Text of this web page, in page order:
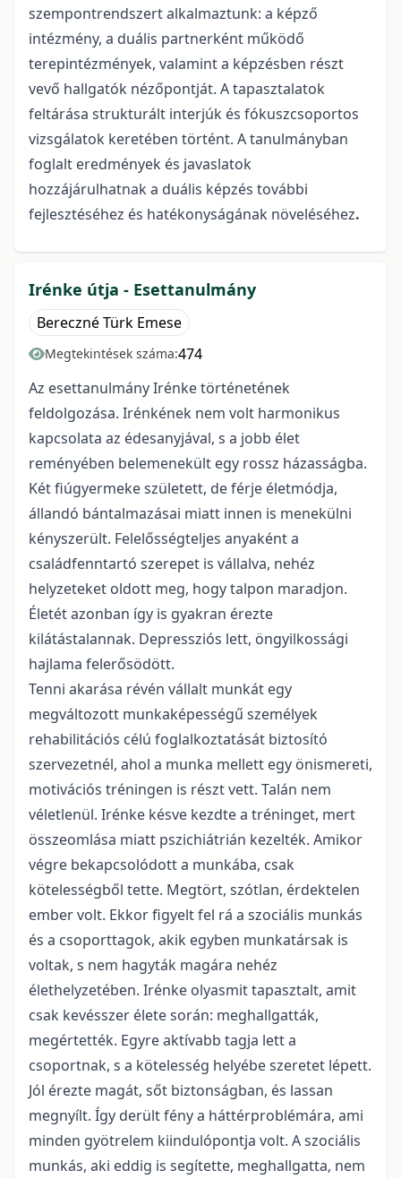
szempontrendszert alkalmaztunk: a képző
intézmény, a duális partnerként működő
terepintézmények, valamint a képzésben részt
vevő hallgatók nézőpontját. A tapasztalatok
feltárása strukturált interjúk és fókuszcsoportos
vizsgálatok keretében történt. A tanulmányban
foglalt eredmények és javaslatok
hozzájárulhatnak a duális képzés további
fejlesztéséhez és hatékonyságának növeléséhez.
Irénke útja - Esettanulmány
Bereczné Türk Emese
Megtekintések száma:474
Az esettanulmány Irénke történetének
feldolgozása. Irénkének nem volt harmonikus
kapcsolata az édesanyjával, s a jobb élet
reményében belemenekült egy rossz házasságba.
Két fiúgyermeke született, de férje életmódja,
állandó bántalmazásai miatt innen is menekülni
kényszerült. Felelősségteljes anyaként a
családfenntartó szerepet is vállalva, nehéz
helyzeteket oldott meg, hogy talpon maradjon.
Életét azonban így is gyakran érezte
kilátástalannak. Depressziós lett, öngyilkossági
hajlama felerősödött.
Tenni akarása révén vállalt munkát egy
megváltozott munkaképességű személyek
rehabilitációs célú foglalkoztatását biztosító
szervezetnél, ahol a munka mellett egy önismereti,
motivációs tréningen is részt vett. Talán nem
véletlenül. Irénke késve kezdte a tréninget, mert
összeomlása miatt pszichiátrián kezelték. Amikor
végre bekapcsolódott a munkába, csak
kötelességből tette. Megtört, szótlan, érdektelen
ember volt. Ekkor figyelt fel rá a szociális munkás
és a csoporttagok, akik egyben munkatársak is
voltak, s nem hagyták magára nehéz
élethelyzetében. Irénke olyasmit tapasztalt, amit
csak kevésszer élete során: meghallgatták,
megértették. Egyre aktívabb tagja lett a
csoportnak, s a kötelesség helyébe szeretet lépett.
Jól érezte magát, sőt biztonságban, és lassan
megnyílt. Így derült fény a háttérproblémára, ami
minden gyötrelem kiindulópontja volt. A szociális
munkás, aki eddig is segítette, meghallgatta, nem